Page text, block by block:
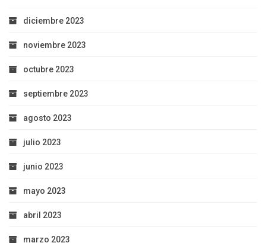
diciembre 2023
noviembre 2023
octubre 2023
septiembre 2023
agosto 2023
julio 2023
junio 2023
mayo 2023
abril 2023
marzo 2023